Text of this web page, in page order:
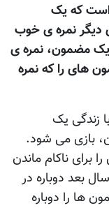
است که یک
دیگر نمره ی خوب
یک مضمون، نمره ی
های را که نمره
زندگی یک
بازی می شود.
ناکام ماندن
بعد دوباره در
ها را دوباره